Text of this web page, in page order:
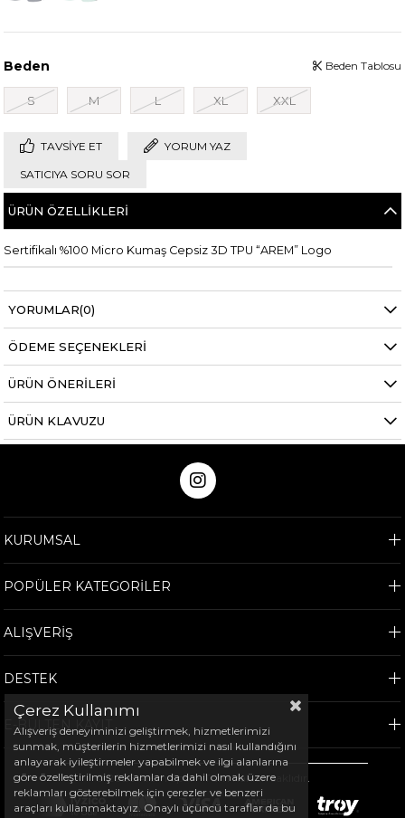
Beden
S M L XL XXL
Beden Tablosu
TAVSIYE ET YORUM YAZ
SATICIYA SORU SOR
ÜRÜN ÖZELLIKLERI
Sertifikalı %100 Micro Kumaş Cepsiz 3D TPU “AREM” Logo
YORUMLAR(0)
ÖDEME SEÇENEKLERI
ÜRÜN ÖNERILERI
ÜRÜN KLAVUZU
KURUMSAL
POPÜLER KATEGORİLER
ALIŞVERİŞ
DESTEK
E-BÜLTEN KAYIT
©2026Arem Spor - Tüm hakları saklıdır.
Çerez Kullanımı
Alışveriş deneyiminizi geliştirmek, hizmetlerimizi
sunmak, müşterilerin hizmetlerimizi nasıl kullandığını
anlayarak iyileştirmeler yapabilmek ve ilgi alanlarına
göre özelleştirilmiş reklamlar da dahil olmak üzere
reklamları gösterebilmek için çerezler ve benzeri
araçları kullanmaktayız. Onaylı üçüncü taraflar da bu